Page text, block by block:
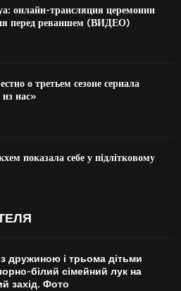
онлайн-трансляция церемонии
перед реваншем (ВИДЕО)
о третьем сезоне сериала
нас»
показала себе у підлітковому
дружиною і трьома дітьми
білий сімейний лук на
захід. Фото